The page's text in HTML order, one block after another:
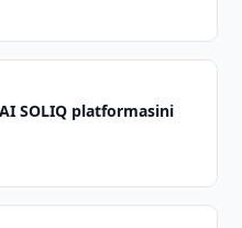
SOLIQ platformasini